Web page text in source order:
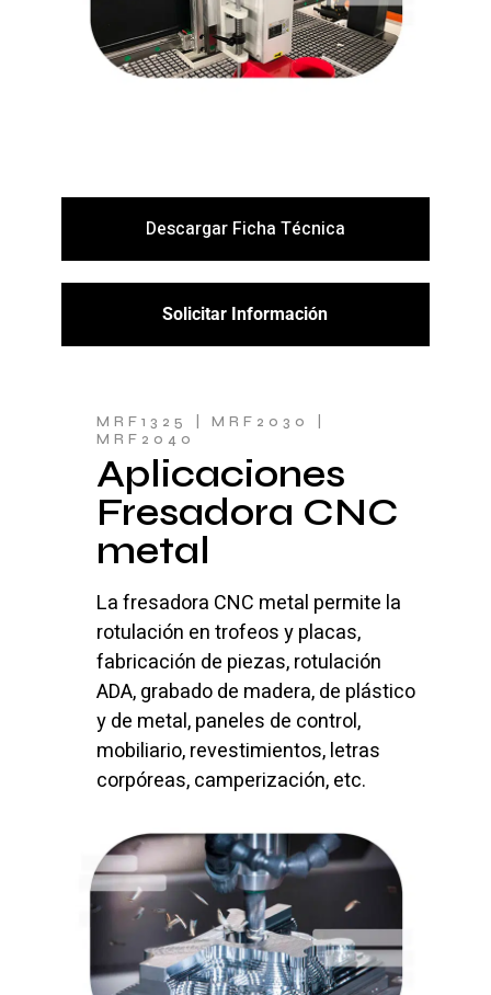
Descargar Ficha Técnica
Solicitar Información
MRF1325 | MRF2030 |
MRF2040
Aplicaciones
Fresadora CNC
metal
La fresadora CNC metal permite la
rotulación en trofeos y placas,
fabricación de piezas, rotulación
ADA, grabado de madera, de plástico
y de metal, paneles de control,
mobiliario, revestimientos, letras
corpóreas, camperización, etc.